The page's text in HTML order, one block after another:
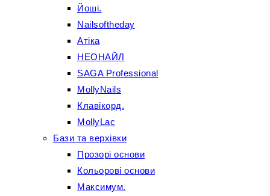
Йоші.
Nailsoftheday
Атіка
НЕОНАЙЛ
SAGA Professional
MollyNails
Клавікорд.
MollyLac
Бази та верхівки
Прозорі основи
Кольорові основи
Максимум.